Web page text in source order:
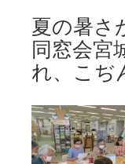
夏の暑さ
同窓会宮
れ、こぢ